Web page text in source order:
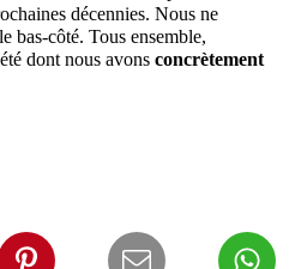
décennies. Nous ne
bas-côté. Tous ensemble,
dont nous avons concrètement